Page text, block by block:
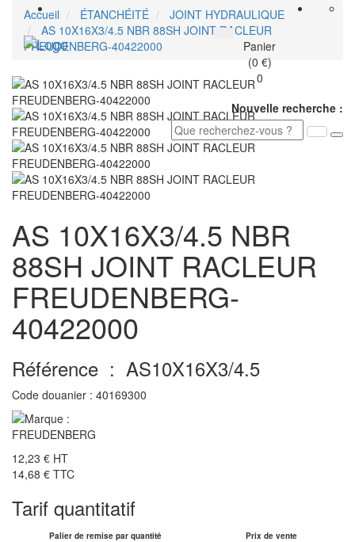
Panier
(0 €)
0
Nouvelle recherche :
Accueil ÉTANCHÉITÉ
JOINT HYDRAULIQUE
AS 10X16X3/4.5 NBR 88SH JOINT RACLEUR
FREUDENBERG-40422000
AS 10X16X3/4.5 NBR
88SH JOINT RACLEUR
FREUDENBERG-
40422000
Référence : AS10X16X3/4.5
Code douanier : 40169300
12,23 € HT
14,68 € TTC
Tarif quantitatif
Palier de remise par quantité
Prix de vente